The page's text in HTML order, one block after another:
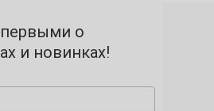
первыми о
и новинках!